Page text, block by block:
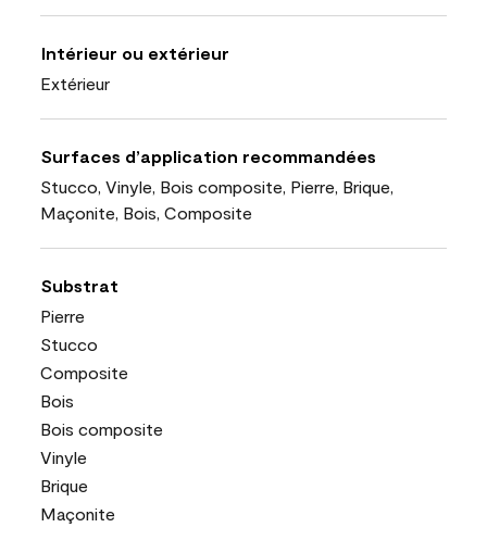
Intérieur ou extérieur
Extérieur
Surfaces d’application recommandées
Stucco, Vinyle, Bois composite, Pierre, Brique,
Maçonite, Bois, Composite
Substrat
Pierre
Stucco
Composite
Bois
Bois composite
Vinyle
Brique
Maçonite